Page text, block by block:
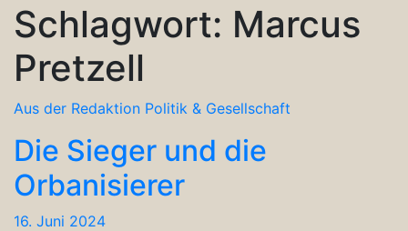
Schlagwort: Marcus
Pretzell
Aus der Redaktion Politik & Gesellschaft
Die Sieger und die
Orbanisierer
16. Juni 2024